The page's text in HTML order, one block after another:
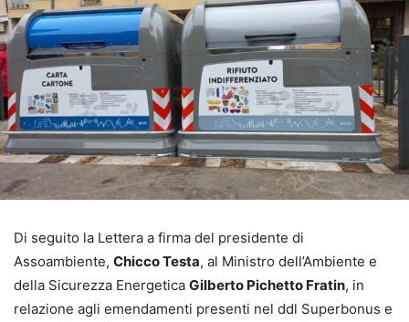
Di seguito la Lettera a firma del presidente di
Assoambiente, Chicco Testa, al Ministro dell’Ambiente e
della Sicurezza Energetica Gilberto Pichetto Fratin, in
relazione agli emendamenti presenti nel ddl Superbonus e